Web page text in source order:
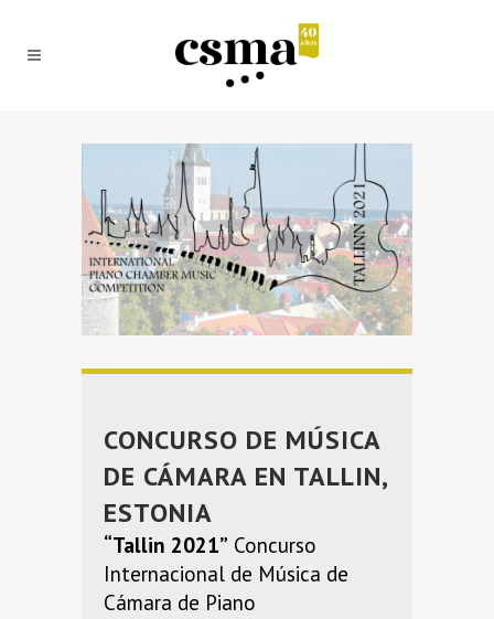
CONCURSO DE MÚSICA
DE CÁMARA EN TALLIN,
ESTONIA
“Tallin 2021” Concurso
Internacional de Música de
Cámara de Piano